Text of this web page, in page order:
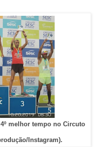
melhor tempo no Circuto
Instagram).